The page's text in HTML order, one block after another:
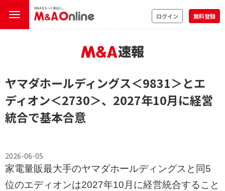
ログイン 無料登録
ヤマダホールディングス＜9831＞とエ
ディオン＜2730＞、2027年10月に経営
統合で基本合意
2026-06-05
家電量販最大手のヤマダホールディングスと同5
位のエディオンは2027年10月に経営統合すること